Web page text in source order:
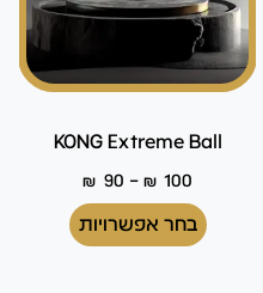
KONG Extreme Ball
₪ 90 – ₪ 100
בחר אפשרויות